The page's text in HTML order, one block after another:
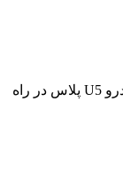
قطعات منفصله (CKD) خودرو U5 پلاس در راه